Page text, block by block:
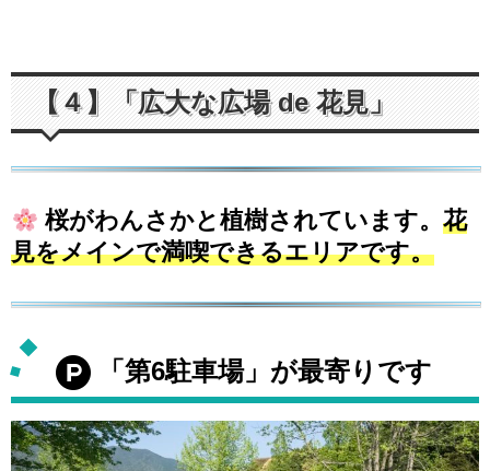
【４】「広大な広場 de 花見」
桜がわんさかと植樹されています。花
見をメインで満喫できるエリアです。
「第6駐車場」が最寄りです